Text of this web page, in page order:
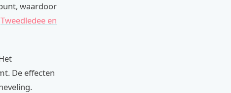
waardoor
Tweedledee en
De effecten